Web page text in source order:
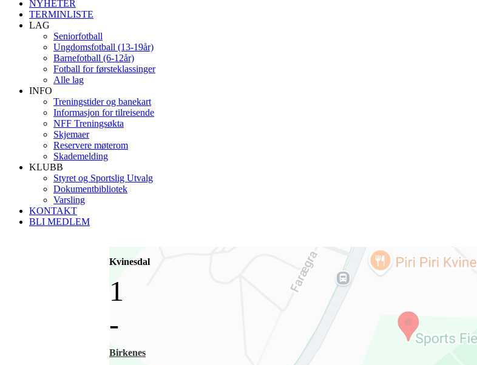
NYHETER
TERMINLISTE
LAG
Seniorfotball
Ungdomsfotball (13-19år)
Barnefotball (6-12år)
Fotball for førsteklassinger
Alle lag
INFO
Treningstider og banekart
Informasjon for tilreisende
NFF Treningsøkta
Skjemaer
Reservere møterom
Skademelding
KLUBB
Styret og Sportslig Utvalg
Dokumentbibliotek
Varsling
KONTAKT
BLI MEDLEM
Kvinesdal
1
-
Birkenes